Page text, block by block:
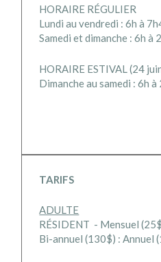
HORAIRE RÉGULIER
Lundi au vendredi : 6h à
Samedi et dimanche : 6h à
HORAIRE ESTIVAL (24
Dimanche au samedi : 6h à
TARIFS
ADULTE
RÉSIDENT - Mensuel
Bi-annuel (130$) : Annuel